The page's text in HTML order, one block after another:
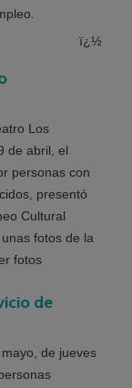
ï¿½
Los
de abril, el
personas con
presentó
Cultural
fotos de la
fotos
de
de jueves